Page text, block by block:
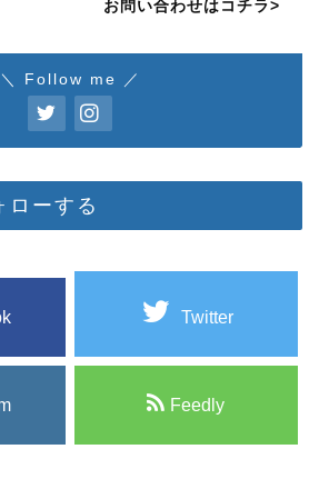
お問い合わせはコチラ>
＼ Follow me ／
ローする
Twitter
Feedly